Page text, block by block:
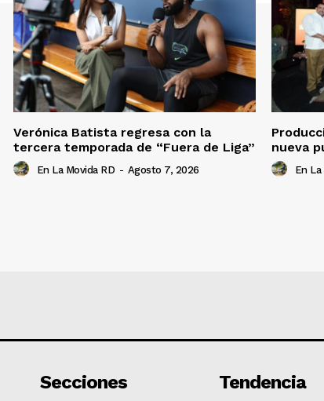
Verónica Batista regresa con la
tercera temporada de “Fuera de Liga”
En La Movida RD - Agosto 7, 2026
nueva
En La
Secciones Tendencia